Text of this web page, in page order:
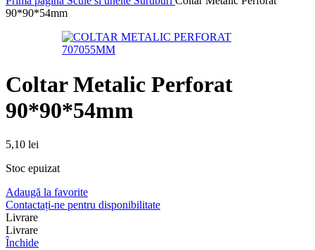
90*90*54mm
Coltar Metalic Perforat
90*90*54mm
5,10 lei
Stoc epuizat
Adaugă la favorite
Contactați-ne pentru disponibilitate
Livrare
Livrare
Închide